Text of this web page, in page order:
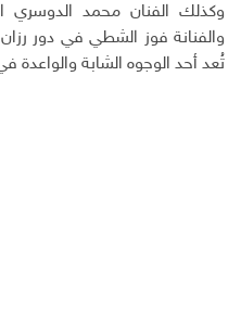
وكذلك الفنان محمد الدوسري
والفنانة فوز الشطي في دور
تُعد أحد الوجوه الشابة والواعدة في